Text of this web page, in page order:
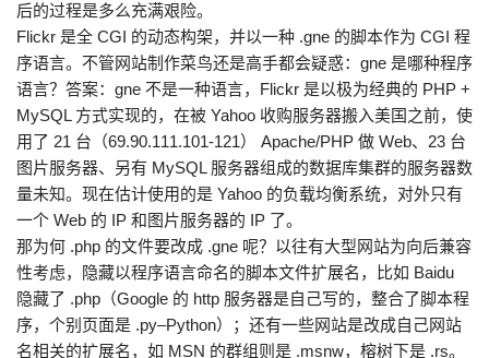
后的过程是多么充满艰险。
Flickr 是全 CGI 的动态构架，并以一种 .gne 的脚本作为 CGI 程
序语言。不管网站制作菜鸟还是高手都会疑惑：gne 是哪种程序
语言？答案：gne 不是一种语言，Flickr 是以极为经典的 PHP +
MySQL 方式实现的，在被 Yahoo 收购服务器搬入美国之前，使
用了 21 台（69.90.111.101-121） Apache/PHP 做 Web、23 台
图片服务器、另有 MySQL 服务器组成的数据库集群的服务器数
量未知。现在估计使用的是 Yahoo 的负载均衡系统，对外只有
一个 Web 的 IP 和图片服务器的 IP 了。
那为何 .php 的文件要改成 .gne 呢？以往有大型网站为向后兼容
性考虑，隐藏以程序语言命名的脚本文件扩展名，比如 Baidu
隐藏了 .php（Google 的 http 服务器是自己写的，整合了脚本程
序，个别页面是 .py–Python）；还有一些网站是改成自己网站
名相关的扩展名，如 MSN 的群组则是 .msnw，榕树下是 .rs。